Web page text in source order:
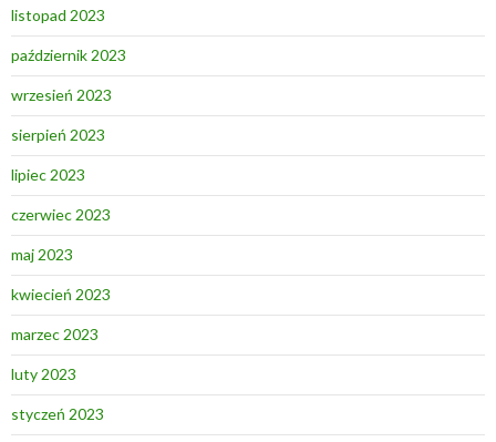
listopad 2023
październik 2023
wrzesień 2023
sierpień 2023
lipiec 2023
czerwiec 2023
maj 2023
kwiecień 2023
marzec 2023
luty 2023
styczeń 2023